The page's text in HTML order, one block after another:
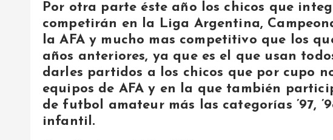
Por otra parte éste año los chicos que
competirán en la Liga Argentina,
la AFA y mucho mas competitivo que los
años anteriores, ya que es el que usan
darles partidos a los chicos que por cupo
equipos de AFA y en la que también
de futbol amateur más las categorías ’97,
infantil.